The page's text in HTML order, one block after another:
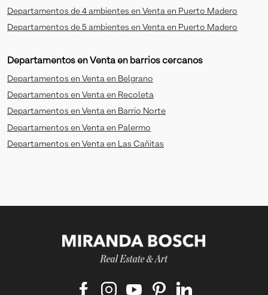
Departamentos de 4 ambientes en Venta en Puerto Madero
Departamentos de 5 ambientes en Venta en Puerto Madero
Departamentos en Venta en barrios cercanos
Departamentos en Venta en Belgrano
Departamentos en Venta en Recoleta
Departamentos en Venta en Barrio Norte
Departamentos en Venta en Palermo
Departamentos en Venta en Las Cañitas